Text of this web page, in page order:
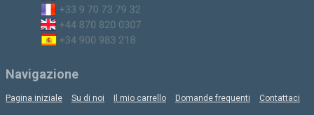
Navigazione
Pagina iniziale Su di noi Il mio carrello Domande frequenti Contattaci